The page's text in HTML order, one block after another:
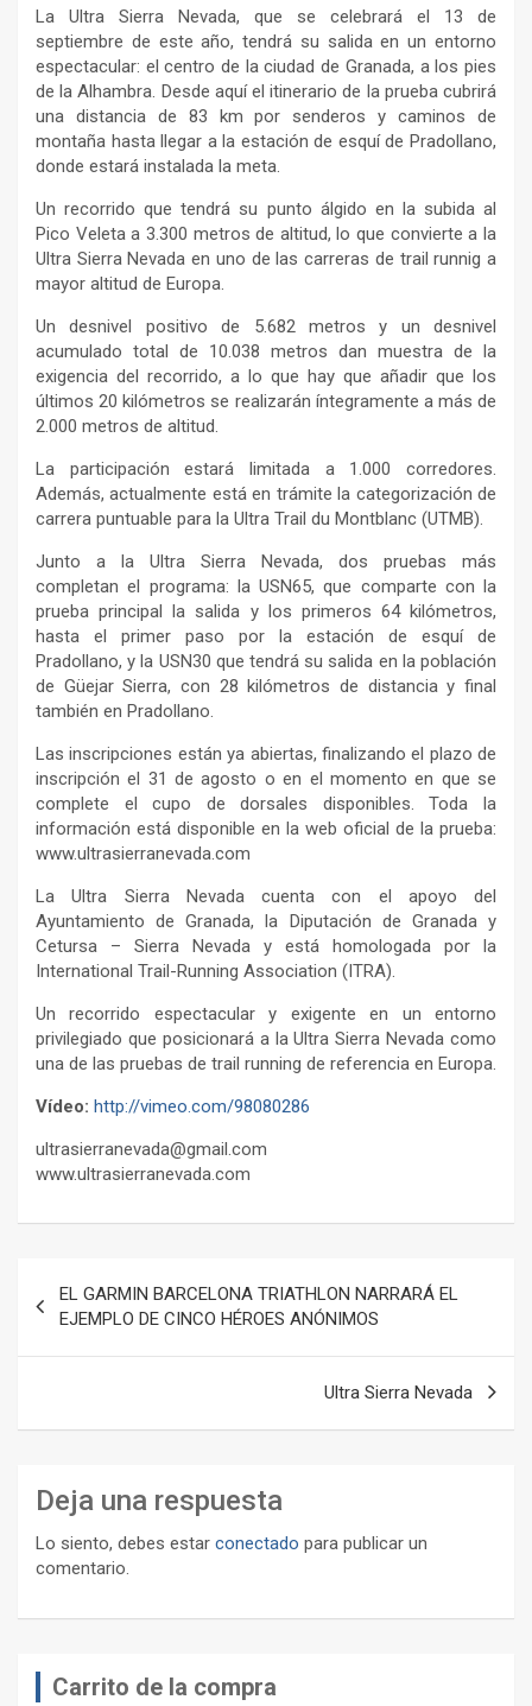
La Ultra Sierra Nevada, que se celebrará el 13 de
septiembre de este año, tendrá su salida en un entorno
espectacular: el centro de la ciudad de Granada, a los pies
de la Alhambra. Desde aquí el itinerario de la prueba cubrirá
una distancia de 83 km por senderos y caminos de
montaña hasta llegar a la estación de esquí de Pradollano,
donde estará instalada la meta.
Un recorrido que tendrá su punto álgido en la subida al
Pico Veleta a 3.300 metros de altitud, lo que convierte a la
Ultra Sierra Nevada en uno de las carreras de trail runnig a
mayor altitud de Europa.
Un desnivel positivo de 5.682 metros y un desnivel
acumulado total de 10.038 metros dan muestra de la
exigencia del recorrido, a lo que hay que añadir que los
últimos 20 kilómetros se realizarán íntegramente a más de
2.000 metros de altitud.
La participación estará limitada a 1.000 corredores.
Además, actualmente está en trámite la categorización de
carrera puntuable para la Ultra Trail du Montblanc (UTMB).
Junto a la Ultra Sierra Nevada, dos pruebas más
completan el programa: la USN65, que comparte con la
prueba principal la salida y los primeros 64 kilómetros,
hasta el primer paso por la estación de esquí de
Pradollano, y la USN30 que tendrá su salida en la población
de Güejar Sierra, con 28 kilómetros de distancia y final
también en Pradollano.
Las inscripciones están ya abiertas, finalizando el plazo de
inscripción el 31 de agosto o en el momento en que se
complete el cupo de dorsales disponibles. Toda la
información está disponible en la web oficial de la prueba:
www.ultrasierranevada.com
La Ultra Sierra Nevada cuenta con el apoyo del
Ayuntamiento de Granada, la Diputación de Granada y
Cetursa – Sierra Nevada y está homologada por la
International Trail-Running Association (ITRA).
Un recorrido espectacular y exigente en un entorno
privilegiado que posicionará a la Ultra Sierra Nevada como
una de las pruebas de trail running de referencia en Europa.
Vídeo: http://vimeo.com/98080286
ultrasierranevada@gmail.com
www.ultrasierranevada.com
de
entradas
EL GARMIN BARCELONA TRIATHLON NARRARÁ EL
EJEMPLO DE CINCO HÉROES ANÓNIMOS
Ultra Sierra Nevada
Deja una respuesta
Lo siento, debes estar conectado para publicar un
comentario.
Carrito de la compra